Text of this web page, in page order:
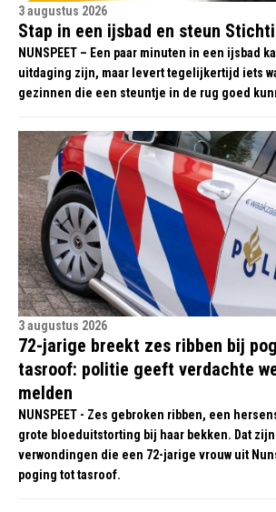
3 augustus 2026
Stap in een ijsbad en steun
NUNSPEET – Een paar minuten in een ijsbad
uitdaging zijn, maar levert tegelijkertijd iets
gezinnen die een steuntje in de rug goed
3 augustus 2026
72-jarige breekt zes ribben bij
tasroof: politie geeft verdachte
melden
NUNSPEET - Zes gebroken ribben, een
grote bloeduitstorting bij haar bekken. Dat zijn
verwondingen die een 72-jarige vrouw uit
poging tot tasroof.